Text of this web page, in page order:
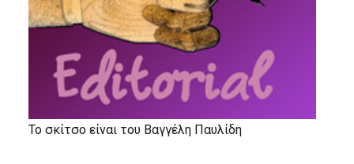
Το σκίτσο είναι του Βαγγέλη Παυλίδη